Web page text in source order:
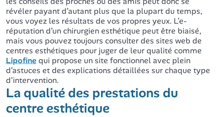
révéler payant d’autant plus que la plupart du temps,
vous voyez les résultats de vos propres yeux. L’e-
réputation d’un chirurgien esthétique peut être biaisé,
mais vous pouvez toujours consulter des sites web de
centres esthétiques pour juger de leur qualité comme
Lipofinequi propose un site fonctionnel avec plein
d’astuces et des explications détaillées sur chaque type
d’intervention.
La qualité des prestations du
centre esthétique